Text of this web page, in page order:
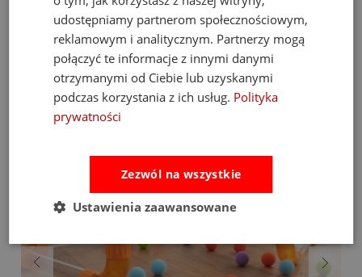
Bestsellery
udostępniamy partnerom społecznościowym,
reklamowym i analitycznym. Partnerzy mogą
połączyć te informacje z innymi danymi
otrzymanymi od Ciebie lub uzyskanymi
podczas korzystania z ich usług. Polityka
prywatności
Zezwól na wszystkie
Ustawienia zaawansowane